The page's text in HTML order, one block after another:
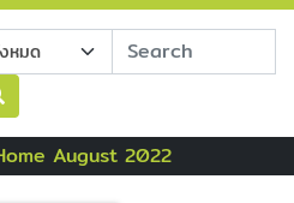
August 2022